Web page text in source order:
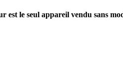
est le seul appareil vendu sans